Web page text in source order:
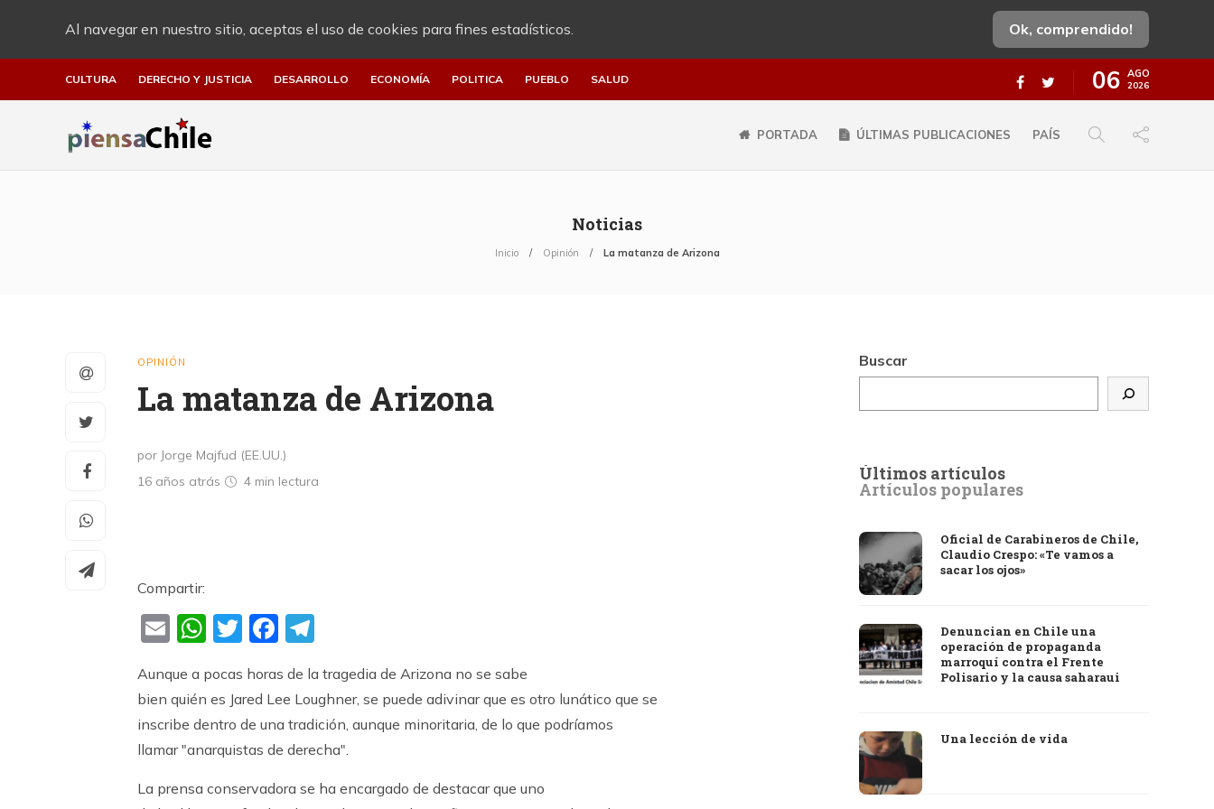
Al navegar en nuestro sitio, aceptas el uso de cookies para fines estadísticos. Ok, comprendido!
CULTURA DERECHO Y JUSTICIA DESARROLLO ECONOMÍA POLITICA PUEBLO SALUD 06 AGO
2026
PORTADA ÚLTIMAS PUBLICACIONES PAÍS
Noticias
Inicio Opinión La matanza de Arizona
OPINIÓN
La matanza de Arizona
por Jorge Majfud (EE.UU.)
16 años atrás
4 min lectura
Compartir:
EmailWhatsApp
TwitterFacebook
Aunque a pocas horas de la tragedia de Arizona no se sabe
bien quién es Jared Lee Loughner, se puede adivinar que es otro lunático que se
inscribe dentro de una tradición, aunque minoritaria, de lo que podríamos
llamar "anarquistas de derecha".
La prensa conservadora se ha encargado de destacar que uno
Buscar
Últimos artículos
Artículos populares
Oficial de Carabineros de Chile,
Claudio Crespo: «Te vamos a
sacar los ojos»
Denuncian en Chile una
operación de propaganda
marroquí contra el Frente
Polisario y la causa saharaui
Una lección de vida